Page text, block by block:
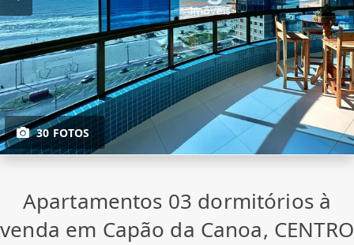
30 FOTOS
Apartamentos 03 dormitórios à
venda em Capão da Canoa, CENTRO